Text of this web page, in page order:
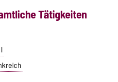
Tätigkeiten